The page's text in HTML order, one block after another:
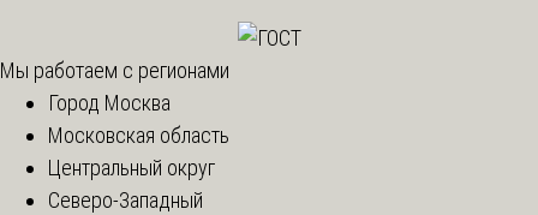
Мы работаем с регионами
Город Москва
Московская область
Центральный округ
Северо-Западный